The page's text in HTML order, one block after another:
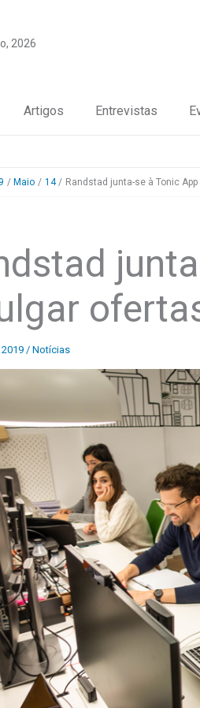
2026
Artigos Entrevistas
Maio 14 Randstad junta-se à Tonic
/ Notícias